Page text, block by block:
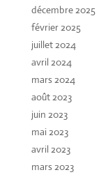
décembre 2025
février 2025
juillet 2024
avril 2024
mars 2024
août 2023
juin 2023
mai 2023
avril 2023
mars 2023